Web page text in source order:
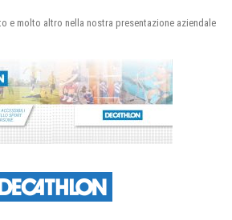
e molto altro nella nostra presentazione aziendale